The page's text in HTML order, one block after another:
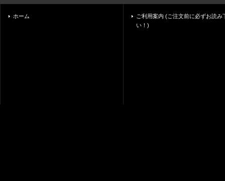
ホーム
ご利用案内 (ご注文前に必ずお読み
い！)